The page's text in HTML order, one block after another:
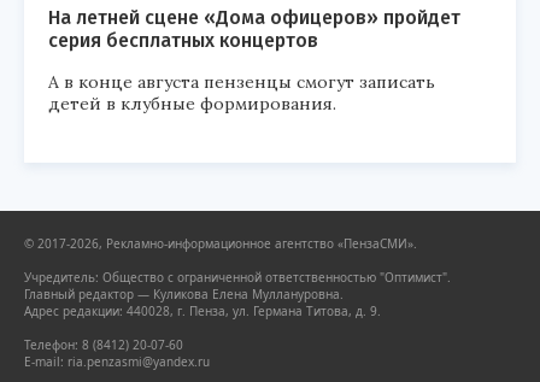
На летней сцене «Дома офицеров» пройдет
серия бесплатных концертов
А в конце августа пензенцы смогут записать
детей в клубные формирования.
© 2017-2026, Рекламно-информационное агентство «ПензаСМИ».
Учредитель: Общество с ограниченной ответственностью "Оптимист".
Главный редактор — Куликова Елена Муллануровна.
Адрес редакции: 440028, г. Пенза, ул. Германа Титова, д. 9.
Телефон: 8 (8412) 20-07-60
E-mail: ria.penzasmi@yandex.ru